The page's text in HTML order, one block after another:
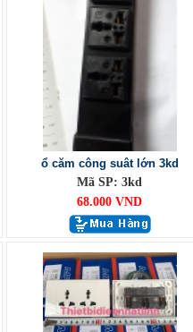
ổ căm công suât lớn 3kd
Mã SP: 3kd
68.000 VND